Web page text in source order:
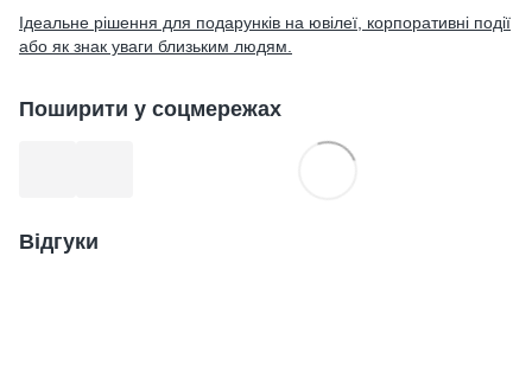
Ідеальне рішення для подарунків на ювілеї, корпоративні події
або як знак уваги близьким людям.
Поширити у соцмережах
Відгуки